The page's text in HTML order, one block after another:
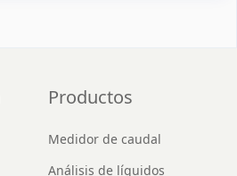
Productos
Medidor de caudal
Análisis de líquidos